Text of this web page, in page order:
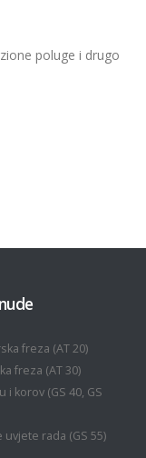
poluge i drugo
freza (AT 20)
freza (AT 30)
i korov (GS 40, GS
uvjete rada (GS 55)